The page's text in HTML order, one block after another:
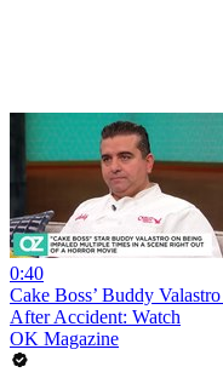
0:40
Cake Boss’ Buddy
After Accident: Watch
OK Magazine